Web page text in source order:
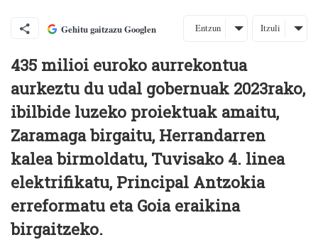
Gehitu gaitzazu Googlen Entzun Itzuli
435 milioi euroko aurrekontua
aurkeztu du udal gobernuak 2023rako,
ibilbide luzeko proiektuak amaitu,
Zaramaga birgaitu, Herrandarren
kalea birmoldatu, Tuvisako 4. linea
elektrifikatu, Principal Antzokia
erreformatu eta Goia eraikina
birgaitzeko.